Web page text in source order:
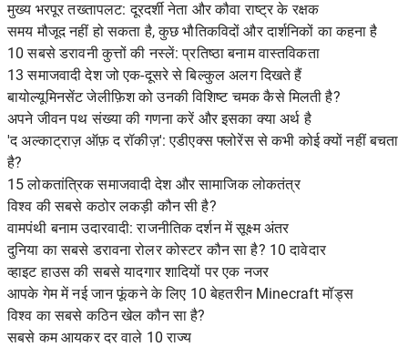
मुख्य भरपूर तख्तापलट: दूरदर्शी नेता और कौवा राष्ट्र के रक्षक
समय मौजूद नहीं हो सकता है, कुछ भौतिकविदों और दार्शनिकों का कहना है
10 सबसे डरावनी कुत्तों की नस्लें: प्रतिष्ठा बनाम वास्तविकता
13 समाजवादी देश जो एक-दूसरे से बिल्कुल अलग दिखते हैं
बायोल्यूमिनसेंट जेलीफ़िश को उनकी विशिष्ट चमक कैसे मिलती है?
अपने जीवन पथ संख्या की गणना करें और इसका क्या अर्थ है
'द अल्काट्राज़ ऑफ़ द रॉकीज़': एडीएक्स फ्लोरेंस से कभी कोई क्यों नहीं बचता
है?
15 लोकतांत्रिक समाजवादी देश और सामाजिक लोकतंत्र
विश्व की सबसे कठोर लकड़ी कौन सी है?
वामपंथी बनाम उदारवादी: राजनीतिक दर्शन में सूक्ष्म अंतर
दुनिया का सबसे डरावना रोलर कोस्टर कौन सा है? 10 दावेदार
व्हाइट हाउस की सबसे यादगार शादियों पर एक नजर
आपके गेम में नई जान फूंकने के लिए 10 बेहतरीन Minecraft मॉड्स
विश्व का सबसे कठिन खेल कौन सा है?
सबसे कम आयकर दर वाले 10 राज्य